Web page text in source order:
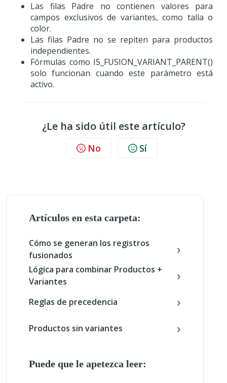
Las filas Padre no contienen valores para
campos exclusivos de variantes, como talla o
color.
Las filas Padre no se repiten para productos
independientes.
Fórmulas como IS_FUSION_VARIANT_PARENT()
solo funcionan cuando este parámetro está
activo.
¿Le ha sido útil este artículo?
No Sí
Artículos en esta carpeta:
Cómo se generan los registros
fusionados
Lógica para combinar Productos +
Variantes
Reglas de precedencia
Productos sin variantes
Puede que le apetezca leer: